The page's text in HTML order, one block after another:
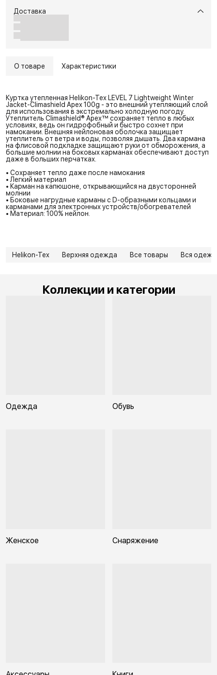
Доставка
О товаре Характеристики
Куртка утепленная Helikon-Tex LEVEL 7 Lightweight Winter
Jacket-Climashield Apex 100g - это внешний утепляющий слой
для использования в экстремально холодную погоду.
Утеплитель Climashield® Apex™ сохраняет тепло в любых
условиях, ведь он гидрофобный и быстро сохнет при
намокании. Внешняя нейлоновая оболочка защищает
утеплитель от ветра и воды, позволяя дышать. Два кармана
на флисовой подкладке защищают руки от обморожения, а
большие молнии на боковых карманах обеспечивают доступ
даже в больших перчатках.
• Сохраняет тепло даже после намокания
• Легкий материал
• Карман на капюшоне, открывающийся на двусторонней
молнии
• Боковые нагрудные карманы с D-образными кольцами и
карманами для электронных устройств/обогревателей
• Материал: 100% нейлон.
Helikon-Tex Верхняя одежда Все товары Вся
Коллекции и категории
Одежда Обувь
Женское Снаряжение